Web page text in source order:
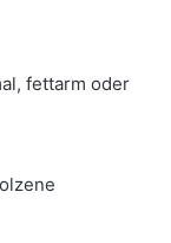
fettarm oder